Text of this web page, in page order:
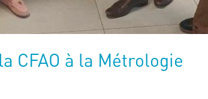
CFAO à la Métrologie